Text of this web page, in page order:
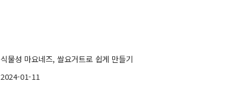
식물성 마요네즈, 쌀요거트로 쉽게 만들기
2024-01-11